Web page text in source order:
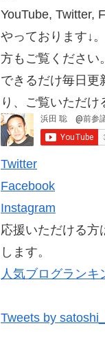
YouTube, Twitter,
やっております↓
方もご覧ください
できるだけ毎日更
り、ご覧いただけ
Twitter
Facebook
Instagram
応援いただける方
します。
人気ブログランキ
Tweets by